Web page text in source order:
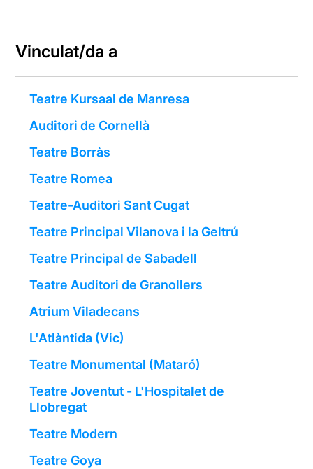
Vinculat/da a
Teatre Kursaal de Manresa
Auditori de Cornellà
Teatre Borràs
Teatre Romea
Teatre-Auditori Sant Cugat
Teatre Principal Vilanova i la Geltrú
Teatre Principal de Sabadell
Teatre Auditori de Granollers
Atrium Viladecans
L'Atlàntida (Vic)
Teatre Monumental (Mataró)
Teatre Joventut - L'Hospitalet de
Llobregat
Teatre Modern
Teatre Goya